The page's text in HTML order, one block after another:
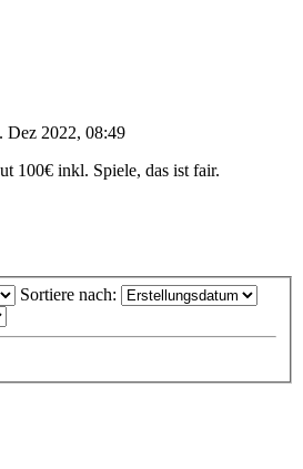
Dez 2022, 08:49
100€ inkl. Spiele, das ist fair.
Sortiere nach: